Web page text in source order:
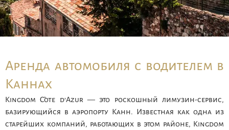
Аренда автомобиля с водителем в
Каннах
Kingdom Côte d’Azur — это роскошный лимузин-сервис,
базирующийся в аэропорту Канн. Известная как одна из
старейших компаний, работающих в этом районе, Kingdom